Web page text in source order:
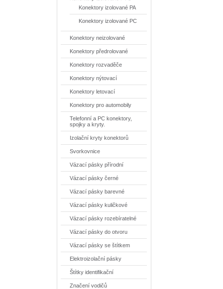
Konektory izolované PA
Konektory izolované PC
Konektory neizolované
Konektory předrolované
Konektory rozvaděče
Konektory nýtovací
Konektory letovací
Konektory pro automobily
Telefonní a PC konektory,
spojky a kryty.
Izolační kryty konektorů
Svorkovnice
Vázací pásky přírodní
Vázací pásky černé
Vázací pásky barevné
Vázací pásky kuličkové
Vázací pásky rozebíratelné
Vázací pásky do otvoru
Vázací pásky se štítkem
Elektroizolační pásky
Štítky identifikační
Značení vodičů